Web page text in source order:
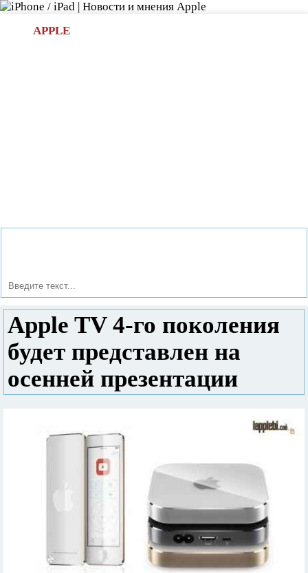
APPLE
Apple TV 4-го поколения
будет представлен на
осенней презентации